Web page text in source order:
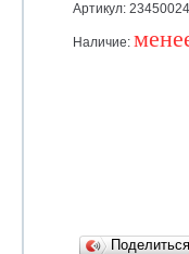
Артикул:
Наличие: